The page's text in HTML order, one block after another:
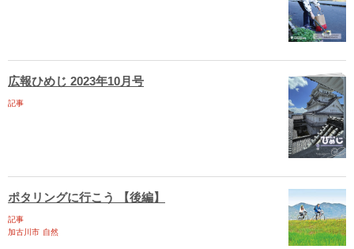
広報ひめじ 2023年10月号
記事
ポタリングに行こう 【後編】
記事
加古川市 自然